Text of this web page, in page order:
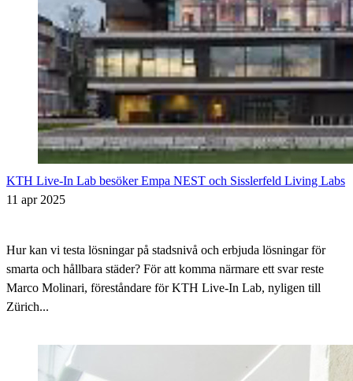
KTH Live-In Lab besöker Empa NEST och Sisslerfeld Living Labs
11 apr 2025
Hur kan vi testa lösningar på stadsnivå och erbjuda lösningar för
smarta och hållbara städer? För att komma närmare ett svar reste
Marco Molinari, föreståndare för KTH Live-In Lab, nyligen till
Zürich...